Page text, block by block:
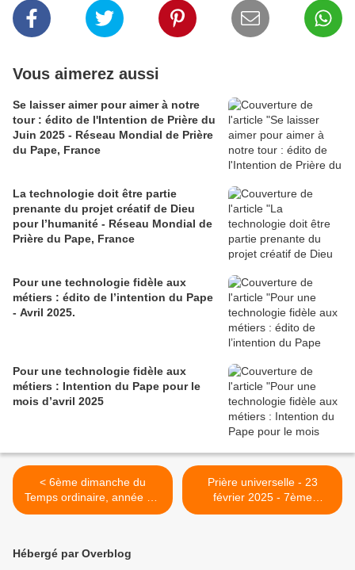
Vous aimerez aussi
Se laisser aimer pour aimer à notre
tour : édito de l'Intention de Prière du
Juin 2025 - Réseau Mondial de Prière
du Pape, France
La technologie doit être partie
prenante du projet créatif de Dieu
pour l’humanité - Réseau Mondial de
Prière du Pape, France
Pour une technologie fidèle aux
métiers : édito de l’intention du Pape
- Avril 2025.
Pour une technologie fidèle aux
métiers : Intention du Pape pour le
mois d’avril 2025
< 6ème dimanche du
Temps ordinaire, année C :
Le bonheur et les pauvres
Prière universelle - 23
février 2025 - 7ème
Dimanche du Temps
Hébergé par Overblog